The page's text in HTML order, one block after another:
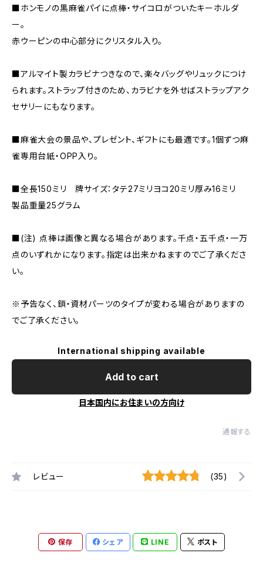
■ホンモノの黒麻雀パイに点棒・サイコロがついたキーホルダ
ー。
赤ウーピンの中心部分にクリスタル入り。
■アルマイト製カラビナつきなので、楽々バッグやリュックにつけ
られます。ストラップ付きのため、カラビナを外せばストラップアク
セサリーにもなります。
■麻雀大会の景品や、プレゼント、ギフトにも最適です。1個ずつ麻
雀専用台紙・OPP入り。
■全長150ミリ 牌サイズ：タテ27ミリヨコ20ミリ厚み16ミリ
製品重量25グラム
■(注) 点棒は画像と異なる場合があります。千点・五千点・一万
点のいずれかになります。指定は出来かねますのでご了承くださ
い。
※予告なく、鎖・資材パーツのタイプが変わる場合がありますの
でご了承ください。
International shipping available
Add to cart
日本国内にお住まいの方向け
通報する
レビュー (35)
保存 シェア LINE ポスト